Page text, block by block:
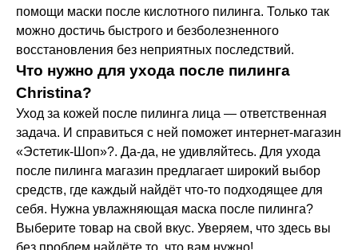
помощи маски после кислотного пилинга. Только так
можно достичь быстрого и безболезненного
восстановления без неприятных последствий.
Что нужно для ухода после пилинга
Christina?
Уход за кожей после пилинга лица — ответственная
задача. И справиться с ней поможет интернет-магазин
«Эстетик-Шоп»?. Да-да, не удивляйтесь. Для ухода
после пилинга магазин предлагает широкий выбор
средств, где каждый найдёт что-то подходящее для
себя. Нужна увлажняющая маска после пилинга?
Выберите товар на свой вкус. Уверяем, что здесь вы
без проблем найдёте то, что вам нужно!